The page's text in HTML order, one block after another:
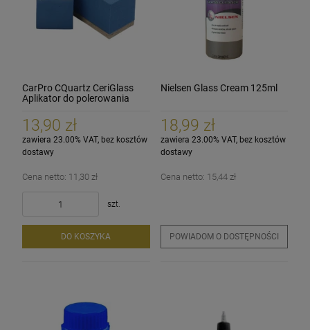
CarPro CQuartz CeriGlass
Aplikator do polerowania
13,90 zł
zawiera 23.00% VAT, bez kosztów
dostawy
Cena netto: 11,30 zł
szt.
DO KOSZYKA
Nielsen Glass Cream 125ml
18,99 zł
zawiera 23.00% VAT, bez kosztów
dostawy
Cena netto: 15,44 zł
POWIADOM O DOSTĘPNOŚCI